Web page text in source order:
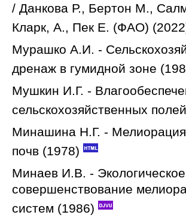
/ Данкова Р., Бертон М.,
Кларк, А., Пек Е. (ФАО)
Мурашко А.И. -
дренаж в гумидной зоне
Мушкин И.Г. -
сельскохозяйственных
Минашина Н.Г. -
почв (1978)
Минаев И.В. - Экологическое
совершенствование
систем (1986)